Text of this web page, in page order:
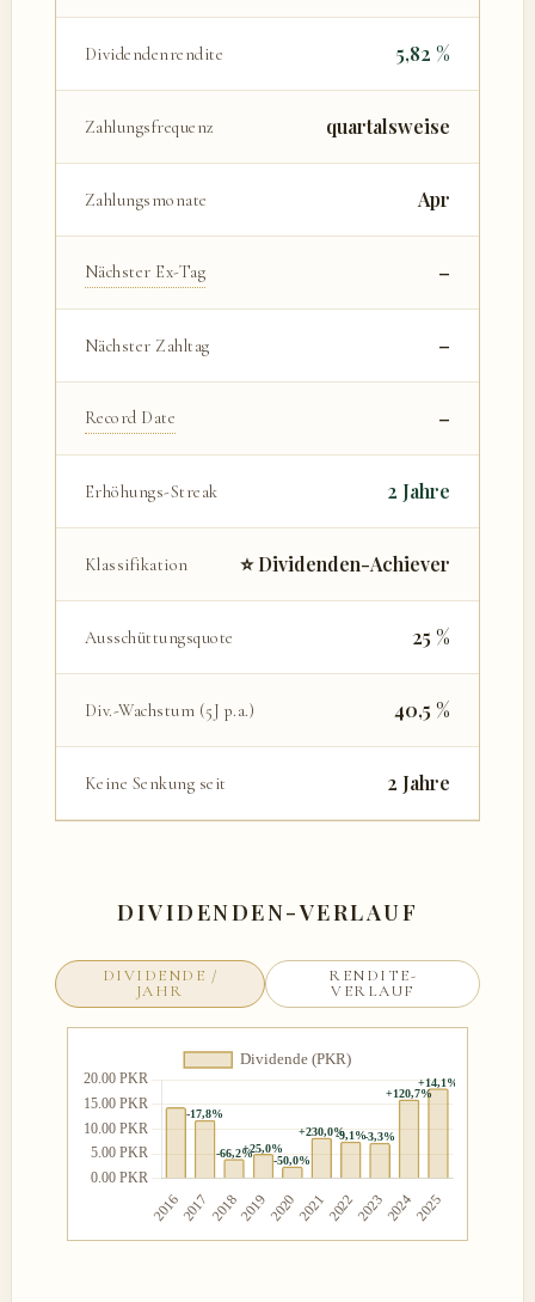
Dividendenrendite 5,82 %
Zahlungsfrequenz quartalsweise
Zahlungsmonate Apr
Nächster Ex-Tag –
Nächster Zahltag –
Record Date –
Erhöhungs-Streak 2 Jahre
Klassifikation ⭐ Dividenden-Achiever
Ausschüttungsquote 25 %
Div.-Wachstum (5J p.a.) 40,5 %
Keine Senkung seit 2 Jahre
DIVIDENDEN-VERLAUF
DIVIDENDE /
JAHR
RENDITE-
VERLAUF